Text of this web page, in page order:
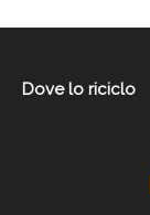
Dove lo riciclo